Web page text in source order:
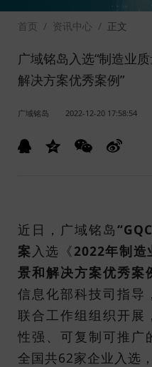
关于Geega
首页 / 资讯中心 / 正文
广域铭岛入选“制造业
解决方案优秀案例”
广域铭岛 2022-12-20 17:58:54
近日，广域铭岛“
案 入选《2022年制造
景和解决方案优秀案
信息化部科技司指导
联合工作组组织开展
性强、可复制可推广
全国共62家企业入选